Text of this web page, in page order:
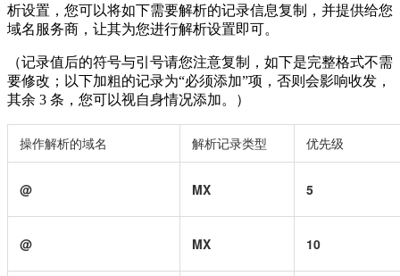
析设置，您可以将如下需要解析的记录信息复制，并提供给您
域名服务商，让其为您进行解析设置即可。
（记录值后的符号与引号请您注意复制，如下是完整格式不需
要修改；以下加粗的记录为“必须添加”项，否则会影响收发，
其余 3 条，您可以视自身情况添加。）
操作解析的域名 解析记录类型 优先级
@ MX 5
@ MX 10